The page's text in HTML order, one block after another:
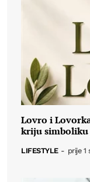
Lovro i
kriju simboliku
LIFESTYLE - prije 1